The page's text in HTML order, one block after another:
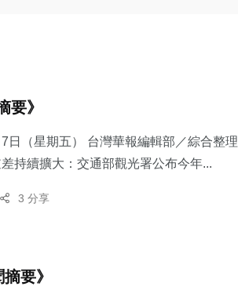
要》
日（星期五） 台灣華報編輯部／綜合整理
大：交通部觀光署公布今年...
3 分享
要》